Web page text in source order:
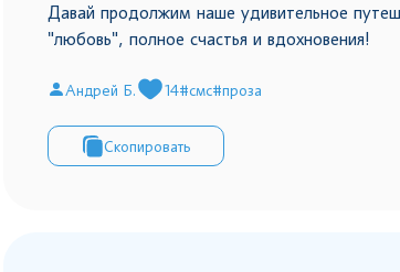
Давай продолжим наше удивительное
"любовь", полное счастья и вдохновения!
Андрей Б. 14#смс#проза
Скопировать